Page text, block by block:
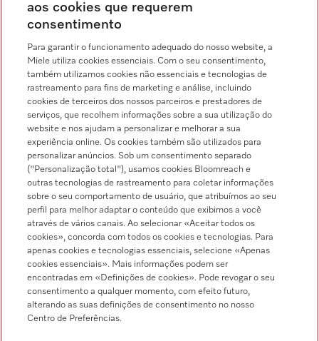
Chamada para a rede fixa, de acordo com o seu tarifário, em Portugal e em
Pesquisa de distribuidores
Siga a Miele Professional
Proteção de dados
aos cookies que requerem
consentimento
Para garantir o funcionamento adequado do nosso website, a
Miele utiliza cookies essenciais. Com o seu consentimento,
também utilizamos cookies não essenciais e tecnologias de
rastreamento para fins de marketing e análise, incluindo
cookies de terceiros dos nossos parceiros e prestadores de
serviços, que recolhem informações sobre a sua utilização do
website e nos ajudam a personalizar e melhorar a sua
experiência online. Os cookies também são utilizados para
personalizar anúncios. Sob um consentimento separado
("Personalização total"), usamos cookies Bloomreach e
outras tecnologias de rastreamento para coletar informações
sobre o seu comportamento de usuário, que atribuímos ao seu
perfil para melhor adaptar o conteúdo que exibimos a você
através de vários canais. Ao selecionar «Aceitar todos os
cookies», concorda com todos os cookies e tecnologias. Para
apenas cookies e tecnologias essenciais, selecione «Apenas
cookies essenciais». Mais informações podem ser
encontradas em «Definições de cookies». Pode revogar o seu
consentimento a qualquer momento, com efeito futuro,
alterando as suas definições de consentimento no nosso
Centro de Preferências.